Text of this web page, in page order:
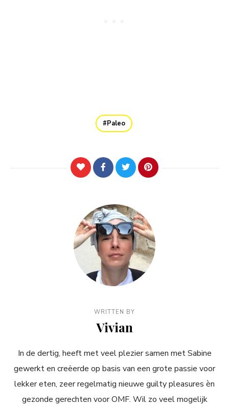
Paleo
WRITTEN BY
Vivian
In de dertig, heeft met veel plezier samen met Sabine
gewerkt en creëerde op basis van een grote passie voor
lekker eten, zeer regelmatig nieuwe guilty pleasures èn
gezonde gerechten voor OMF. Wil zo veel mogelijk